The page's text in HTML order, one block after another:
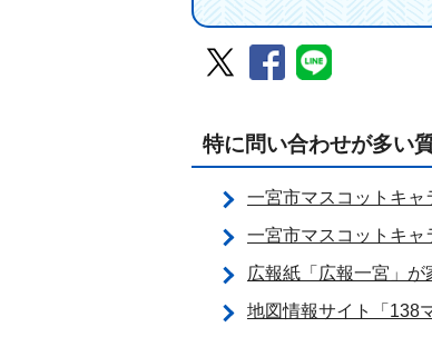
特に問い合わせが多い
一宮市マスコットキャ
一宮市マスコットキャ
広報紙「広報一宮」が
地図情報サイト「138